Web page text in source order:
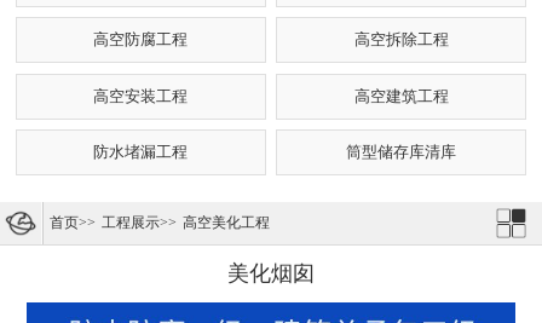
高空防腐工程 高空拆除工程
高空安装工程 高空建筑工程
防水堵漏工程 筒型储存库清库
首页>> 工程展示>> 高空美化工程
美化烟囱